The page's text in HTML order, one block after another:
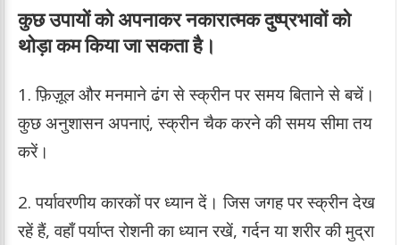
कुछ उपायों को अपनाकर नकारात्मक दुष्प्रभावों को
थोड़ा कम किया जा सकता है।
1. फ़िज़ूल और मनमाने ढंग से स्क्रीन पर समय बिताने से बचें।
कुछ अनुशासन अपनाएं, स्क्रीन चैक करने की समय सीमा तय
करें।
2. पर्यावरणीय कारकों पर ध्यान दें। जिस जगह पर स्क्रीन देख
रहें हैं, वहाँ पर्याप्त रोशनी का ध्यान रखें, गर्दन या शरीर की मुद्रा